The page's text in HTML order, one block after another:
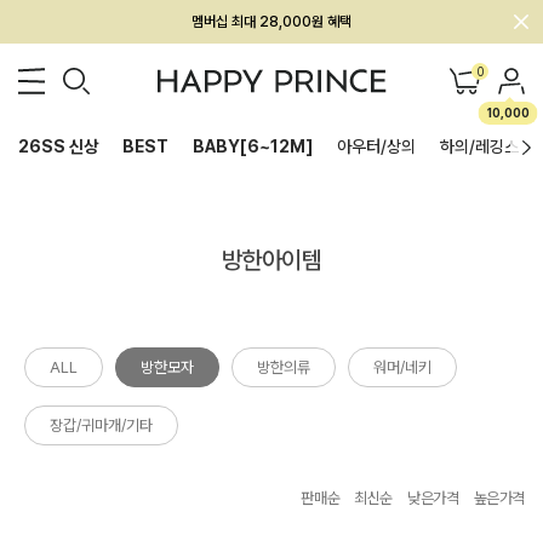
멤버십 최대 28,000원 혜택
0
10,000
26SS 신상 BEST BABY[6~12M] 아우터/상의 하의/레깅스
방한아이템
ALL 방한모자 방한의류 워머/네키
장갑/귀마개/기타
판매순 최신순 낮은가격 높은가격